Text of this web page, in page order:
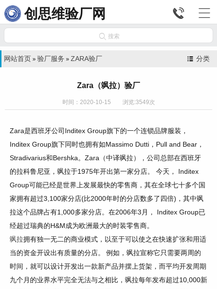
创思维验厂网 

 搜索
分类
网站首页 » 验厂服务 » ZARA验厂
Zara（飒拉）验厂
时间：2020-10-15 浏览:3549次
Zara是西班牙公司Inditex Group旗下的一个连锁品牌服装，
Inditex Group旗下同时也拥有如Massimo Dutti，Pull and Bear，
Stradivarius和Bershka。Zara（中译飒拉），公司总部在西班牙
的拉科鲁尼亚，飒拉于1975年开出第一家分店。 今天， Inditex
Group可能已经是世界上发展最快的零售商，其在全球七十多个国
家拥有超过3,100家分店(比2000年时的分店数多了四倍)，其中飒
拉这个品牌占有1,000多家分店。在2006年3月， Inditex Group已
经超过瑞典的H&M成为欧洲最大的时装零售商。
飒拉拥有独一无二的商业模式，以至于可以使之在快速扩张和用适
当的资金开设出有质量的分店。
例如，飒拉宣称它只需要两周的
时间，就可以设计开发出一款新产品并摆上货架，而平均开发周期
九个月的业界水平完全无法与之相比，飒拉每年发布超过10,000新